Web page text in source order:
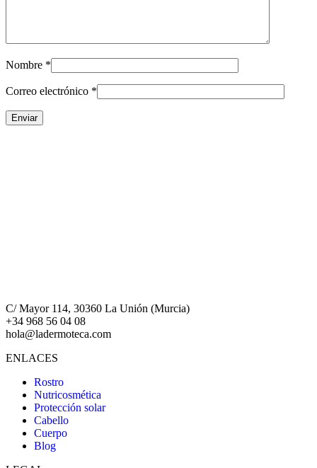
Nombre *
Correo electrónico *
C/ Mayor 114, 30360 La Unión (Murcia)
+34 968 56 04 08
hola@ladermoteca.com
ENLACES
Rostro
Nutricosmética
Protección solar
Cabello
Cuerpo
Blog